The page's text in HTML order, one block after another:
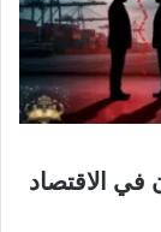
في الاقتصاد